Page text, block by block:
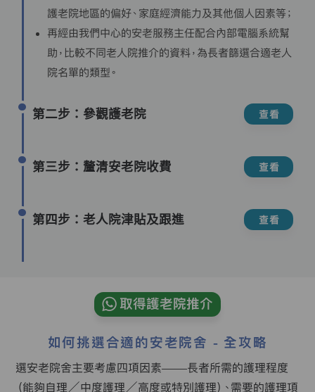
護老院地區的偏好、家庭經濟能力及其他個人因素等；
再經由我們中心的安老服務主任配合內部電腦系統幫
助，比較不同老人院推介的資料，為長者篩選合適老人
院名單的類型。
第二步：參觀護老院 查看
第三步：釐清安老院收費 查看
第四步：老人院津貼及跟進 查看
取得護老院推介
如何挑選合適的安老院舍 - 全攻略
選安老院舍主要考慮四項因素——長者所需的護理程度
（能夠自理／中度護理／高度或特別護理）、需要的護理項